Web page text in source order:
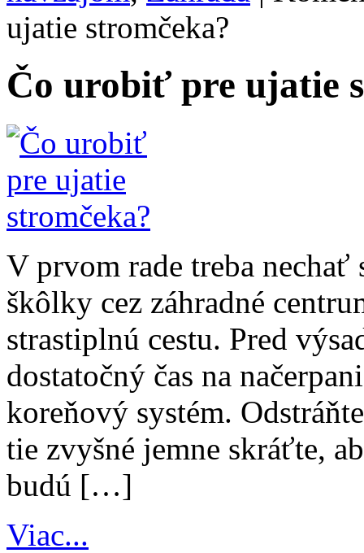
ujatie stromčeka?
Čo urobiť pre ujatie
V prvom rade treba
škôlky cez záhradné
strastiplnú cestu. Pred
dostatočný čas na
koreňový systém.
tie zvyšné jemne skráťte,
budú […]
Viac...